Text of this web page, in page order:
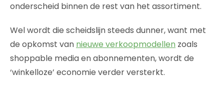
onderscheid binnen de rest van het assortiment.
Wel wordt die scheidslijn steeds dunner, want met
de opkomst van nieuwe verkoopmodellen zoals
shoppable media en abonnementen, wordt de
‘winkelloze’ economie verder versterkt.